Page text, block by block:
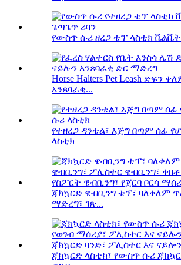
የውስጥ ሱሪ ዘረጋ ቴፕ ላስቲክ
Horse Halters Pet Leash ድፍን
አንጸባራቂ...
የተዘረጋ ዳንቴል፣ እጅግ በጣም ሰፊ
ላስቲክ
ጃክኳርድ ዌብቢንግ ቴፕ፣ ባለቀለም
ማድረግ፣ ገጽ...
ጃክኳርድ ላስቲክ፣ የውስጥ ሱሪ